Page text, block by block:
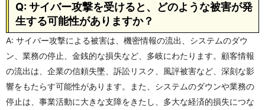
Q: サイバー攻撃を受けると、どのような被害が発
生する可能性がありますか？
A: サイバー攻撃による被害は、機密情報の流出、システムのダウ
ン、業務の停止、金銭的な損失など、多岐にわたります。顧客情報
の流出は、企業の信頼失墜、訴訟リスク、風評被害など、深刻な影
響をもたらす可能性があります。また、システムのダウンや業務の
停止は、事業活動に大きな支障をきたし、多大な経済的損失につな